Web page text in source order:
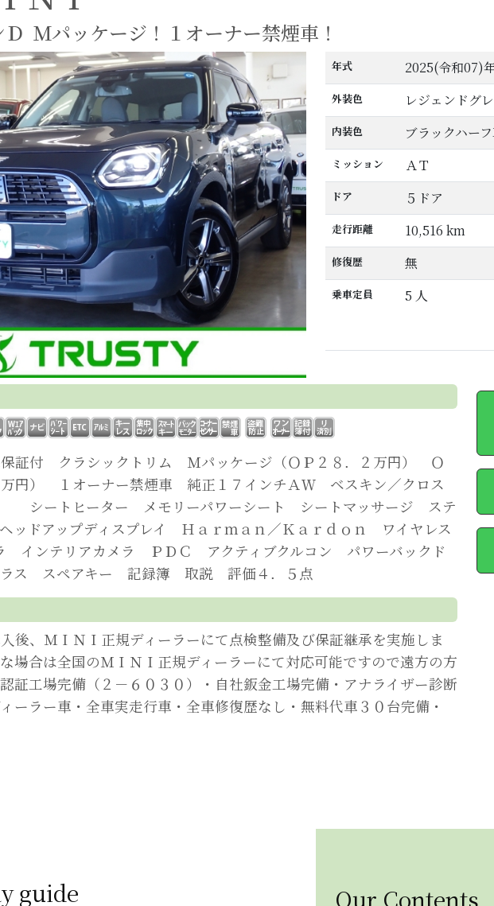
Ｍパッケージ！１オーナー禁煙車！
年式 2025(令和07)
外装色 レジェンドグ
内装色 ブラックハー
ミッション ＡＴ
ドア ５ドア
走行距離 10,516 km
修復歴 無
乗車定員 5 人
保証付 クラシックトリム Ｍパッケージ（ＯＰ２８．２万円） Ｏ
万円） １オーナー禁煙車 純正１７インチＡＷ ベスキン／クロス
シートヒーター メモリーパワーシート シートマッサージ ステ
ッドアップディスプレイ Ｈａｒｍａｎ／Ｋａｒｄｏｎ ワイヤレス
インテリアカメラ ＰＤＣ アクティブクルコン パワーバックド
ス スペアキー 記録簿 取説 評価４．５点
、ＭＩＮＩ正規ディーラーにて点検整備及び保証継承を実施しま
場合は全国のＭＩＮＩ正規ディーラーにて対応可能ですので遠方の方
証工場完備（２－６０３０）・自社鈑金工場完備・アナライザー診断
ーラー車・全車実走行車・全車修復歴なし・無料代車３０台完備・
guide Our Contents